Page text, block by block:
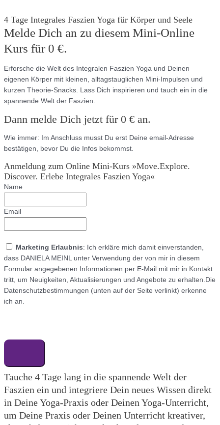
4 Tage Integrales Faszien Yoga für Körper und Seele
Melde Dich an zu diesem Mini-Online
Kurs für 0 €.
Erforsche die Welt des Integralen Faszien Yoga und Deinen
eigenen Körper mit kleinen, alltagstauglichen Mini-Impulsen und
kurzen Theorie-Snacks. Lass Dich inspirieren und tauch ein in die
spannende Welt der Faszien.
Dann melde Dich jetzt für 0 € an.
Wie immer: Im Anschluss musst Du erst Deine email-Adresse
bestätigen, bevor Du die Infos bekommst.
Anmeldung zum Online Mini-Kurs »Move.Explore.
Discover. Erlebe Integrales Faszien Yoga«
Name
Email
Marketing Erlaubnis: Ich erkläre mich damit einverstanden,
dass DANIELA MEINL unter Verwendung der von mir in diesem
Formular angegebenen Informationen per E-Mail mit mir in Kontakt
tritt, um Neuigkeiten, Aktualisierungen und Angebote zu erhalten.Die
Datenschutzbestimmungen (unten auf der Seite verlinkt) erkenne
ich an.
Tauche 4 Tage lang in die spannende Welt der
Faszien ein und integriere Dein neues Wissen direkt
in Deine Yoga-Praxis oder Deinen Yoga-Unterricht,
um Deine Praxis oder Deinen Unterricht kreativer,